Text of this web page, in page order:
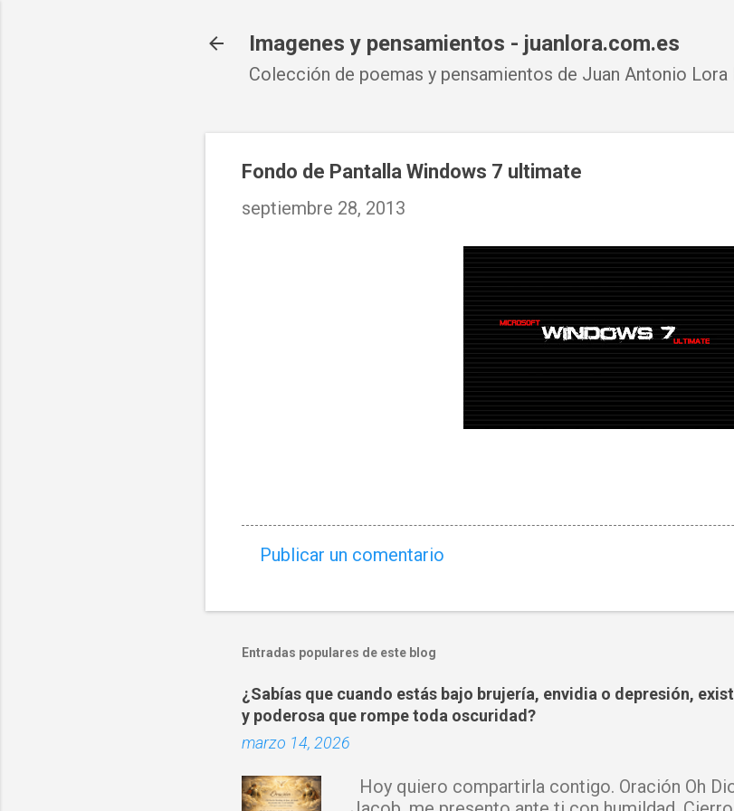
Imagenes y pensamientos - juanlora.com.es
Colección de poemas y pensamientos de Juan Antonio Lora
Fondo de Pantalla Windows 7 ultimate
septiembre 28, 2013
e
t
a
r
i
o
Publicar un comentario
Entradas populares de este blog
¿Sabías que cuando estás bajo brujería, envidia o depresión,
y poderosa que rompe toda oscuridad?
marzo 14, 2026
Hoy quiero compartirla contigo. Oración Oh